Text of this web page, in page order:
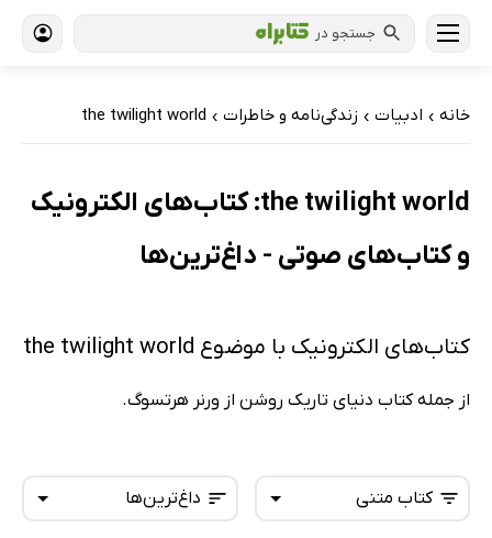
جستجو در
خانه › ادبیات › زندگی‌نامه و خاطرات ›
the twilight world
the twilight world: کتاب‌های الکترونیک
و کتاب‌های صوتی - داغ‌ترین‌ها
کتاب‌های الکترونیک با موضوع the twilight world
از جمله کتاب دنیای تاریک روشن از ورنر هرتسوگ.
داغ‌ترین‌ها کتاب متنی